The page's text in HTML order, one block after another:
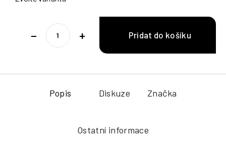
+
−
Popis Diskuze Značka
Ostatní informace